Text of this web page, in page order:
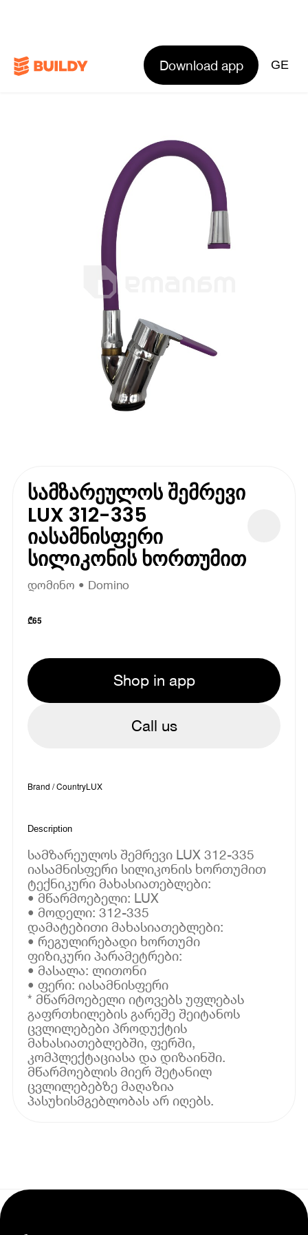
Download app GE
სამზარეულოს შემრევი
LUX 312-335
იასამნისფერი
სილიკონის ხორთუმით
დომინო • Domino
₾65
Shop in app
Call us
Brand / CountryLUX
Description
სამზარეულოს შემრევი LUX 312-335
იასამნისფერი სილიკონის ხორთუმით
ტექნიკური მახასიათებლები:
• მწარმოებელი: LUX
• მოდელი: 312-335
დამატებითი მახასიათებლები:
• რეგულირებადი ხორთუმი
ფიზიკური პარამეტრები:
• მასალა: ლითონი
• ფერი: იასამნისფერი
* მწარმოებელი იტოვებს უფლებას
გაფრთხილების გარეშე შეიტანოს
ცვლილებები პროდუქტის
მახასიათებლებში, ფერში,
კომპლექტაციასა და დიზაინში.
მწარმოებლის მიერ შეტანილ
ცვლილებებზე მაღაზია
პასუხისმგებლობას არ იღებს.